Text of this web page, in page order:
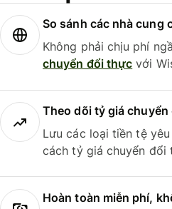
So sánh các nhà cung
Không phải chịu phí
chuyển đổi thực với
Theo dõi tỷ giá
Lưu các loại tiền tệ
cách tỷ giá chuyển đổi
Hoàn toàn miễn phí,